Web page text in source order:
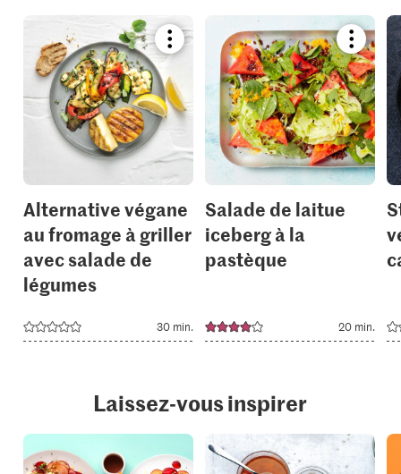
Bookmark
recipe
add
it
to
your
collections.
Alternative végane
au fromage à griller
avec salade de
légumes
30 min.
recipe
or
add
it
to
your
Salade de laitue
iceberg à la
pastèque
20 min.
Laissez-vous inspirer